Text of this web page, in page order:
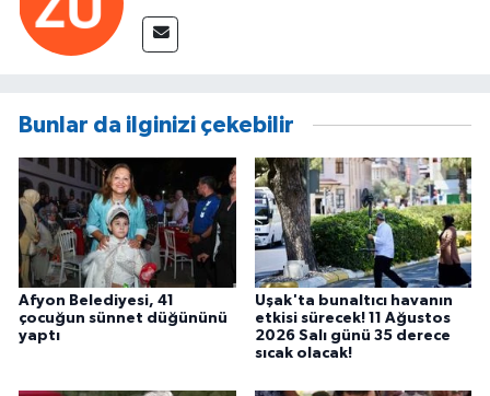
Bunlar da ilginizi çekebilir
Afyon Belediyesi, 41
çocuğun sünnet düğününü
yaptı
Uşak'ta bunaltıcı havanın
etkisi sürecek! 11 Ağustos
2026 Salı günü 35 derece
sıcak olacak!